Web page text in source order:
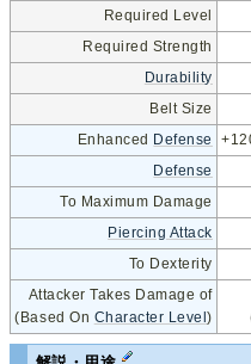
Required Level
Required Strength
Durability
Belt Size
Enhanced Defense
Defense
To Maximum Damage
Piercing Attack
To Dexterity
Attacker Takes Damage of
(Based On Character Level)